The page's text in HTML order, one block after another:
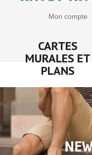
Mon compte
CARTES
MURALES ET
PLANS